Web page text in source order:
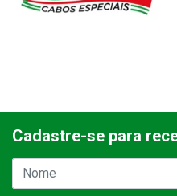
Cadastre-se para